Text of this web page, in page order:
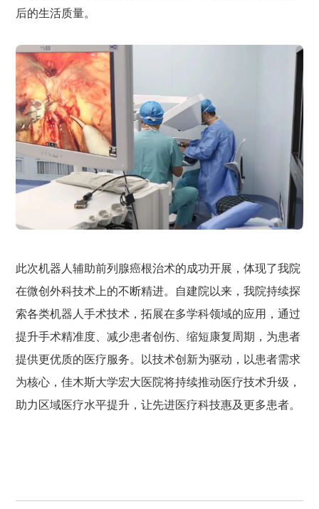
后的生活质量。
此次机器人辅助前列腺癌根治术的成功开展，体现了我院
在微创外科技术上的不断精进。自建院以来，我院持续探
索各类机器人手术技术，拓展在多学科领域的应用，通过
提升手术精准度、减少患者创伤、缩短康复周期，为患者
提供更优质的医疗服务。以技术创新为驱动，以患者需求
为核心，佳木斯大学宏大医院将持续推动医疗技术升级，
助力区域医疗水平提升，让先进医疗科技惠及更多患者。